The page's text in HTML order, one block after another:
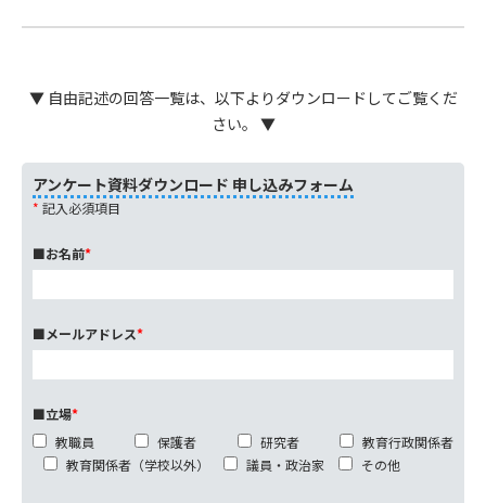
▼ 自由記述の回答一覧は、以下よりダウンロードしてご覧くだ
さい。 ▼
アンケート資料ダウンロード 申し込みフォーム
* 記入必須項目
■お名前*
■メールアドレス*
■立場*
教職員
保護者 研究者
教育行政関係者
教育関係者（学校以外）
議員・政治家 その他